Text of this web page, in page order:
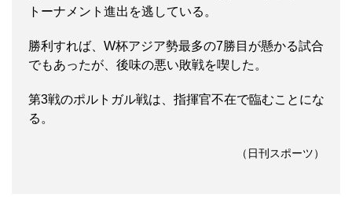
トーナメント進出を逃している。
勝利すれば、W杯アジア勢最多の7勝目が懸かる試合
でもあったが、後味の悪い敗戦を喫した。
第3戦のポルトガル戦は、指揮官不在で臨むことにな
る。
（日刊スポーツ）